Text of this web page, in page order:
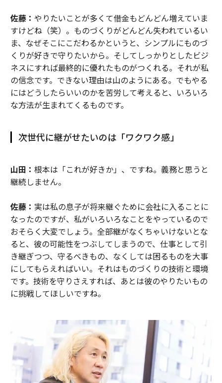
佐藤： やりたいことが多くて借金もどんどん増えていま
すけどね（笑）。ものづくりがどんどん失われているい
ま、なぜそこにこだわるかというと、シンプルにものづ
くりが好きで守りたいから。そしてしっかりとしたビジ
ネスにすれば最終的に優れたものがつくれる。それが私
の信念です。できない理由は山のようにある。でもやる
にはどうしたらいいのかを苦労して考えると、いろいろ
な方法が生まれてくるものです。
次世代に継がせたいのは「ワクワク感」
山田： 根本は「これが好きか」、ですね。義務と思うと
継続しません。
佐藤： 実は私の息子が将来継ぐために会社に入ることに
なったのですが、私がいろいろなことをやっているので
おそらく大変でしょう。全部継がなくちゃいけないとな
ると、彼の可能性をつぶしてしまうので、仕事として引
き継ぎつつ、守るべきもの、なくしては困るものを大事
にしてもらえればいい。それはものづくりの技術と環境
です。技術を守りさえすれば、あとは彼のやりたいもの
に挑戦してほしいですね。